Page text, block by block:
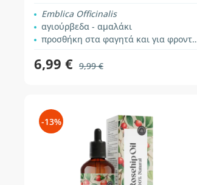
Εmblica Officinalis
αγιούρβεδα - αμαλάκι
προσθήκη στα φαγητά και για φροντίδα των μαλλιών
6,99 € 9,99 €
-13%